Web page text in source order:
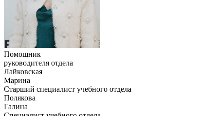
Помощник
руководителя отдела
Лайковская
Марина
Старший специалист учебного отдела
Полякова
Галина